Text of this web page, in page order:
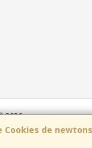
Cookies de
2026
Barcelona, España. -